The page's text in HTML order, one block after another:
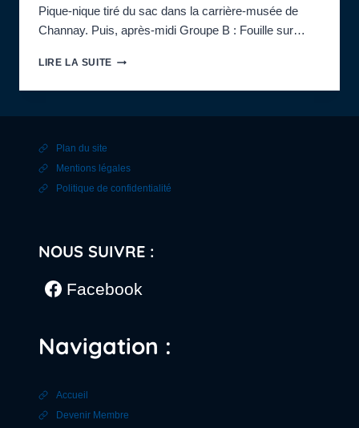
Pique-nique tiré du sac dans la carrière-musée de
Channay. Puis, après-midi Groupe B : Fouille sur…
LIRE LA SUITEEXCURSION
3
EN
Plan du site
Mentions légales
Politique de confidentialité
NOUS SUIVRE :
Facebook
Navigation :
Accueil
Devenir Membre